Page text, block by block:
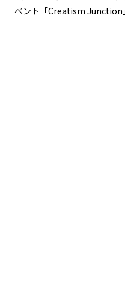
ベント「Creatism Junction